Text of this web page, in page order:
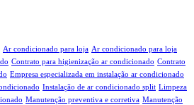
Ar condicionado para loja Ar condicionado para loja
Contrato para higienização ar condicionado Contrato
Empresa especializada em instalação ar condicionado
Instalação de ar condicionado split Limpeza
Manutenção preventiva e corretiva Manutenção